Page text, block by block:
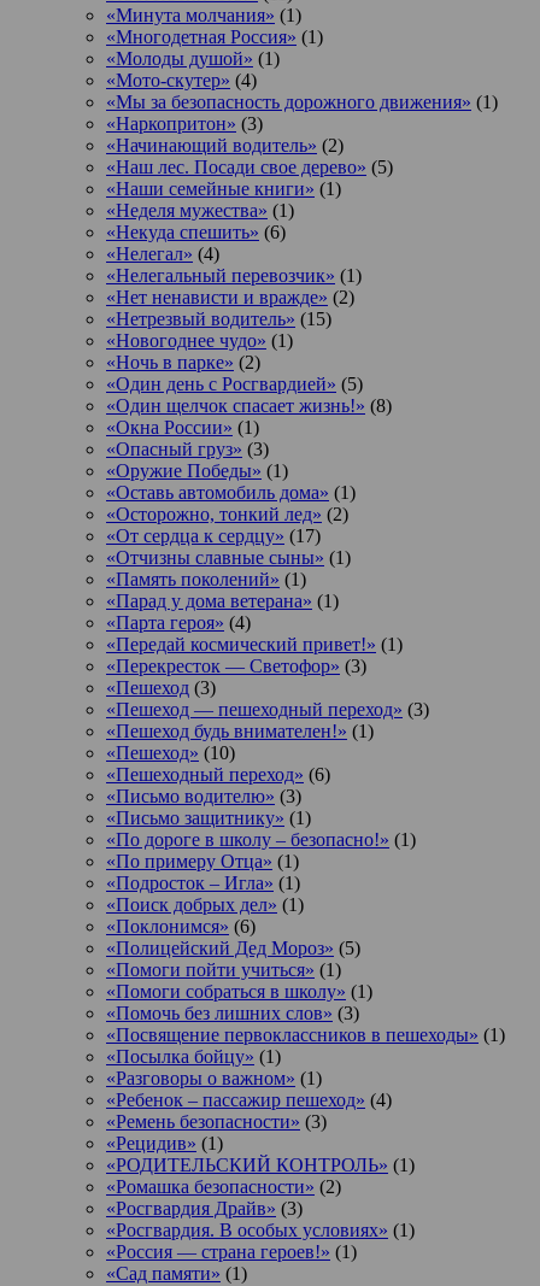
«Минута молчания» (1)
«Многодетная Россия» (1)
«Молоды душой» (1)
«Мото-скутер» (4)
«Мы за безопасность дорожного движения» (1)
«Наркопритон» (3)
«Начинающий водитель» (2)
«Наш лес. Посади свое дерево» (5)
«Наши семейные книги» (1)
«Неделя мужества» (1)
«Некуда спешить» (6)
«Нелегал» (4)
«Нелегальный перевозчик» (1)
«Нет ненависти и вражде» (2)
«Нетрезвый водитель» (15)
«Новогоднее чудо» (1)
«Ночь в парке» (2)
«Один день с Росгвардией» (5)
«Один щелчок спасает жизнь!» (8)
«Окна России» (1)
«Опасный груз» (3)
«Оружие Победы» (1)
«Оставь автомобиль дома» (1)
«Осторожно, тонкий лед» (2)
«От сердца к сердцу» (17)
«Отчизны славные сыны» (1)
«Память поколений» (1)
«Парад у дома ветерана» (1)
«Парта героя» (4)
«Передай космический привет!» (1)
«Перекресток — Светофор» (3)
«Пешеход (3)
«Пешеход — пешеходный переход» (3)
«Пешеход будь внимателен!» (1)
«Пешеход» (10)
«Пешеходный переход» (6)
«Письмо водителю» (3)
«Письмо защитнику» (1)
«По дороге в школу – безопасно!» (1)
«По примеру Отца» (1)
«Подросток ‒ Игла» (1)
«Поиск добрых дел» (1)
«Поклонимся» (6)
«Полицейский Дед Мороз» (5)
«Помоги пойти учиться» (1)
«Помоги собраться в школу» (1)
«Помочь без лишних слов» (3)
«Посвящение первоклассников в пешеходы» (1)
«Посылка бойцу» (1)
«Разговоры о важном» (1)
«Ребенок – пассажир пешеход» (4)
«Ремень безопасности» (3)
«Рецидив» (1)
«РОДИТЕЛЬСКИЙ КОНТРОЛЬ» (1)
«Ромашка безопасности» (2)
«Росгвардия Драйв» (3)
«Росгвардия. В особых условиях» (1)
«Россия — страна героев!» (1)
«Сад памяти» (1)